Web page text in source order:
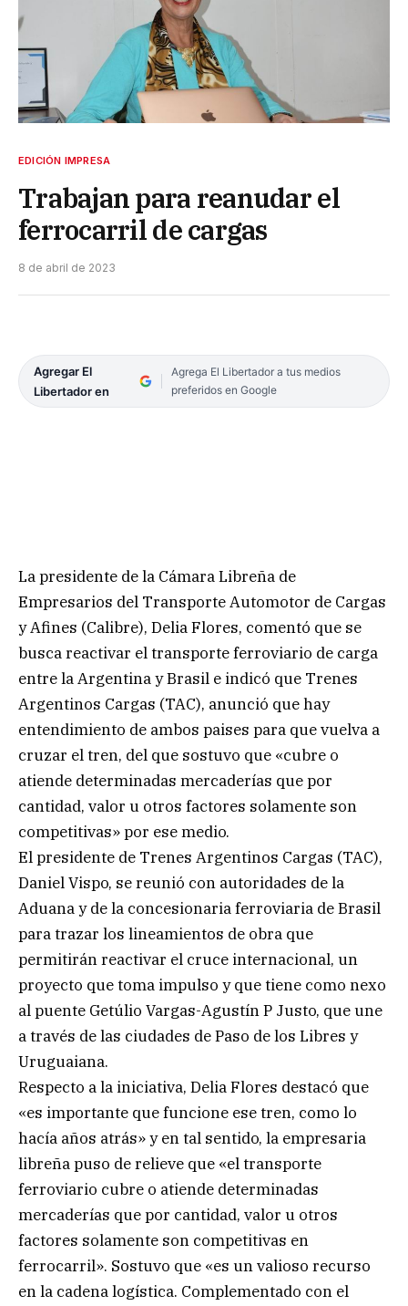
EDICIÓN IMPRESA
Trabajan para reanudar el
ferrocarril de cargas
8 de abril de 2023
Agregar El
Libertador en
Agrega El Libertador a tus medios
preferidos en Google
La presidente de la Cámara Libreña de
Empresarios del Transporte Automotor de Cargas
y Afines (Calibre), Delia Flores, comentó que se
busca reactivar el transporte ferroviario de carga
entre la Argentina y Brasil e indicó que Trenes
Argentinos Cargas (TAC), anunció que hay
entendimiento de ambos paises para que vuelva a
cruzar el tren, del que sostuvo que «cubre o
atiende determinadas mercaderías que por
cantidad, valor u otros factores solamente son
competitivas» por ese medio.
El presidente de Trenes Argentinos Cargas (TAC),
Daniel Vispo, se reunió con autoridades de la
Aduana y de la concesionaria ferroviaria de Brasil
para trazar los lineamientos de obra que
permitirán reactivar el cruce internacional, un
proyecto que toma impulso y que tiene como nexo
al puente Getúlio Vargas-Agustín P Justo, que une
a través de las ciudades de Paso de los Libres y
Uruguaiana.
Respecto a la iniciativa, Delia Flores destacó que
«es importante que funcione ese tren, como lo
hacía años atrás» y en tal sentido, la empresaria
libreña puso de relieve que «el transporte
ferroviario cubre o atiende determinadas
mercaderías que por cantidad, valor u otros
factores solamente son competitivas en
ferrocarril». Sostuvo que «es un valioso recurso
en la cadena logística. Complementado con el